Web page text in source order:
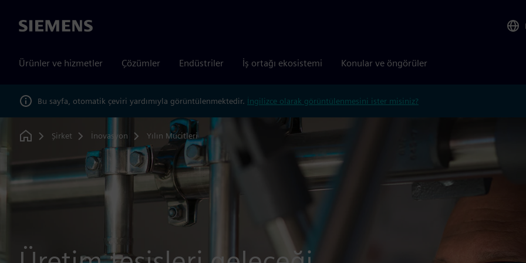
Siemens
Ürünler ve hizmetler Çözümler Endüstriler İş ortağı ekosistemi Konular ve öngörüler
Bu sayfa, otomatik çeviri yardımıyla görüntülenmektedir. İngilizce olarak görüntülenmesini ister misiniz?
Home
Şirket İnovasyon Yılın Mucitleri